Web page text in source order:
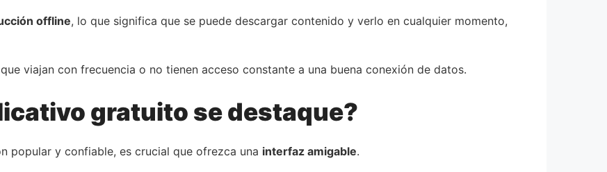
offline, lo que significa que se puede descargar contenido y verlo en cualquier momento,
viajan con frecuencia o no tienen acceso constante a una buena conexión de datos.
gratuito se destaque?
popular y confiable, es crucial que ofrezca una interfaz amigable.